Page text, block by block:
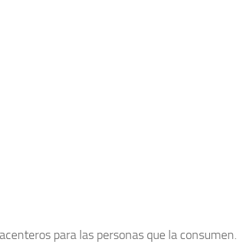
para las personas que la consumen.